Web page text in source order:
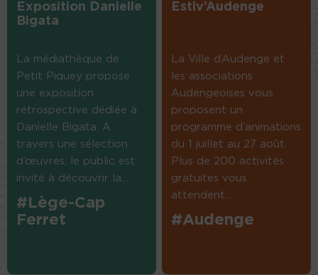
Exposition Danielle
Bigata
La médiathèque de
Petit Piquey propose
une exposition
rétrospective dédiée à
Danielle Bigata. A
travers une sélection
d’œuvres, le public est
invité à découvrir la...
#Lège-Cap
Ferret
Estiv’Audenge
La Ville d’Audenge et
les associations
Audengeoises vous
proposent un
programme d’animations
du 1 juillet au 27 août.
Plus de 200 activités
gratuites vous
attendent....
#Audenge